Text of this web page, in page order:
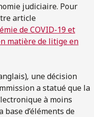
judiciaire. Pour
article
de COVID-19 et
matière de litige en
, une décision
a statué que la
à moins
d’éléments de